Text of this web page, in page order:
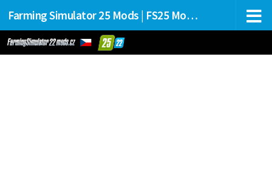
Farming Simulator 25 Mods | FS25 Mods Stahování